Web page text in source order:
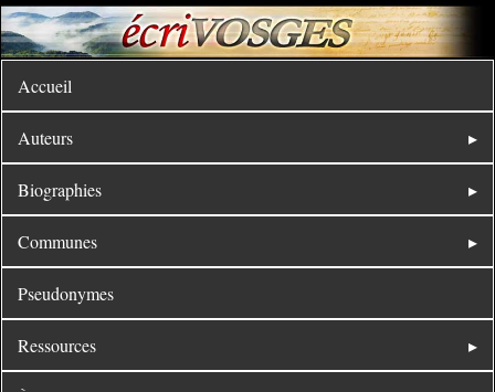
Accueil
Auteurs
Biographies
Communes
Pseudonymes
Ressources